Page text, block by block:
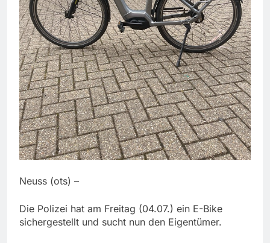
Neuss (ots) –
Die Polizei hat am Freitag (04.07.) ein E-Bike
sichergestellt und sucht nun den Eigentümer.